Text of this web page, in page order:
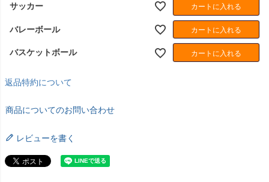
サッカー カートに入れる
バレーボール カートに入れる
バスケットボール カートに入れる
返品特約について
商品についてのお問い合わせ
レビューを書く